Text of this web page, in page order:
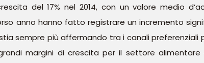
del 17% nel 2014, con un valore medio
anno hanno fatto registrare un incremento
sempre più affermando tra i canali
margini di crescita per il settore